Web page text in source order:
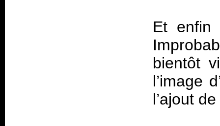
Et
bientôt
l’image
l’ajout